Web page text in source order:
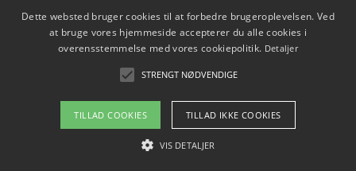
Sådan har udviklingen inden for genbrug af elektronik
ændret sig
Copyright 2026 - Pilanto Aps
Om / kontakt
Dette websted bruger cookies til at forbedre brugeroplevelsen. Ved
at bruge vores hjemmeside accepterer du alle cookies i
overensstemmelse med vores cookiepolitik. Detaljer
STRENGT NØDVENDIGE
TILLAD COOKIES TILLAD IKKE COOKIES
VIS DETALJER